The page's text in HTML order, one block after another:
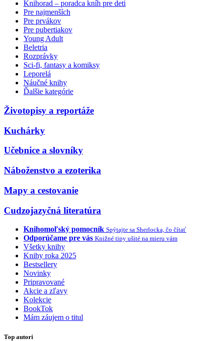
Knihorad – poradca kníh pre deti
Pre najmenších
Pre prvákov
Pre pubertiakov
Young Adult
Beletria
Rozprávky
Sci-fi, fantasy a komiksy
Leporelá
Náučné knihy
Ďalšie kategórie
Životopisy a reportáže
Kuchárky
Učebnice a slovníky
Náboženstvo a ezoterika
Mapy a cestovanie
Cudzojazyčná literatúra
Knihomoľský pomocník Spýtajte sa Sherlocka, čo čítať
Odporúčame pre vás Knižné tipy ušité na mieru vám
Všetky knihy
Knihy roka 2025
Bestsellery
Novinky
Pripravované
Akcie a zľavy
Kolekcie
BookTok
Mám záujem o titul
Top autori